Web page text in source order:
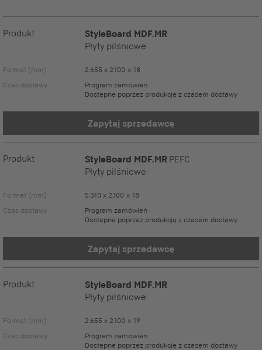
Produkt StyleBoard MDF.MR
Płyty pilśniowe
Format (mm)
2.655 x 2.100 x 18
Czas dostawy
Program zamówień
Dostępne poprzez produkcję z czasem dostawy
Zapytaj sprzedawcę
Produkt StyleBoard MDF.MR PEFC
Płyty pilśniowe
Format (mm)
5.310 x 2.100 x 18
Czas dostawy
Program zamówień
Dostępne poprzez produkcję z czasem dostawy
Zapytaj sprzedawcę
Produkt StyleBoard MDF.MR
Płyty pilśniowe
Format (mm)
2.655 x 2.100 x 19
Czas dostawy
Program zamówień
Dostępne poprzez produkcję z czasem dostawy